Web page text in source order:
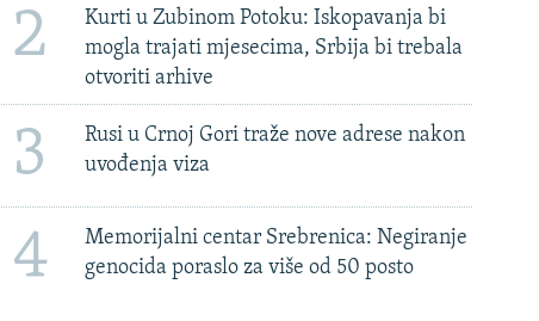
2
Kurti u Zubinom Potoku: Iskopavanja bi
mogla trajati mjesecima, Srbija bi trebala
otvoriti arhive
3
Rusi u Crnoj Gori traže nove adrese nakon
uvođenja viza
4
Memorijalni centar Srebrenica: Negiranje
genocida poraslo za više od 50 posto